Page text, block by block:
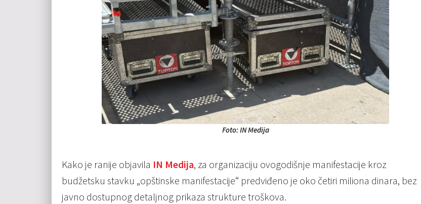
Foto: IN Medija
Kako je ranije objavila IN Medija, za organizaciju ovogodišnje manifestacije kroz
budžetsku stavku „opštinske manifestacije“ predviđeno je oko četiri miliona dinara, bez
javno dostupnog detaljnog prikaza strukture troškova.